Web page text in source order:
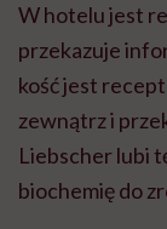
W hotelu jest
przekazuje
kość jest
zewnątrz i
Liebscher lubi
biochemię do